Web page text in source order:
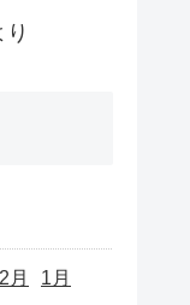
り
2月 1月